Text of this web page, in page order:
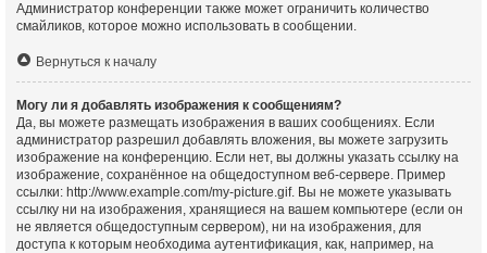
Администратор конференции также может ограничить количество
смайликов, которое можно использовать в сообщении.
Вернуться к началу
Могу ли я добавлять изображения к сообщениям?
Да, вы можете размещать изображения в ваших сообщениях. Если
администратор разрешил добавлять вложения, вы можете загрузить
изображение на конференцию. Если нет, вы должны указать ссылку на
изображение, сохранённое на общедоступном веб-сервере. Пример
ссылки: http://www.example.com/my-picture.gif. Вы не можете указывать
ссылку ни на изображения, хранящиеся на вашем компьютере (если он
не является общедоступным сервером), ни на изображения, для
доступа к которым необходима аутентификация, как, например, на